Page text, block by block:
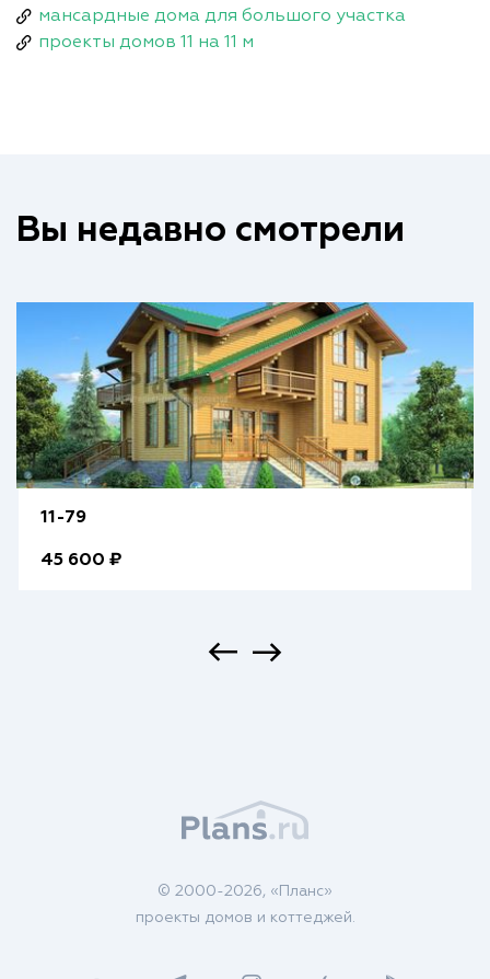
мансардные дома для большого участка
проекты домов 11 на 11 м
Вы недавно смотрели
11-79
45 600 ₽
© 2000-2026, «Планс»
проекты домов и коттеджей.